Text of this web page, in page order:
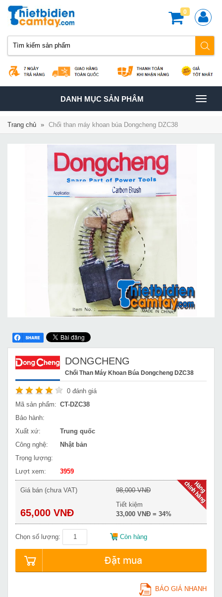
0
TOGGLE
NAVIGATION
DANH MỤC SẢN PHÂM
Trang chủ » Chổi than máy khoan búa Dongcheng DZC38
DONGCHENG
Chổi Than Máy Khoan Búa Dongcheng DZC38
0 đánh giá
Mã sản phẩm: CT-DZC38
Bảo hành:
Xuất xứ:
Trung quốc
Công nghệ:
Nhật bản
Trọng lượng:
Lượt xem:
3959
Giá bán (chưa VAT)
65,000 VNĐ
98,000 VNĐ
Tiết kiệm
33,000 VNĐ = 34%
Chọn số lượng: Còn hàng
Đặt mua
BÁO GIÁ NHANH